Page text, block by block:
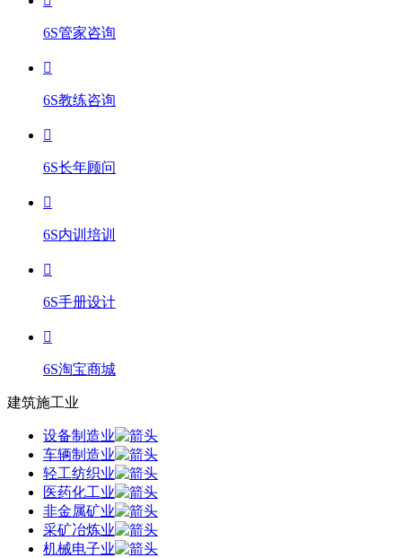
6S管家咨询
6S教练咨询
6S长年顾问
6S内训培训
6S手册设计
6S淘宝商城
建筑施工业
设备制造业
车辆制造业
轻工纺织业
医药化工业
非金属矿业
采矿冶炼业
机械电子业